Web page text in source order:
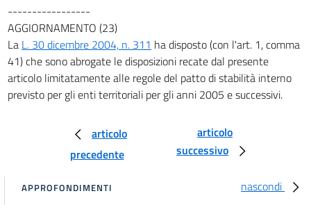
-----------------
AGGIORNAMENTO (23)
La L. 30 dicembre 2004, n. 311 ha disposto (con l'art. 1, comma
41) che sono abrogate le disposizioni recate dal presente
articolo limitatamente alle regole del patto di stabilità interno
previsto per gli enti territoriali per gli anni 2005 e successivi.
articolo
precedente
articolo
successivo
nascondi
APPROFONDIMENTI